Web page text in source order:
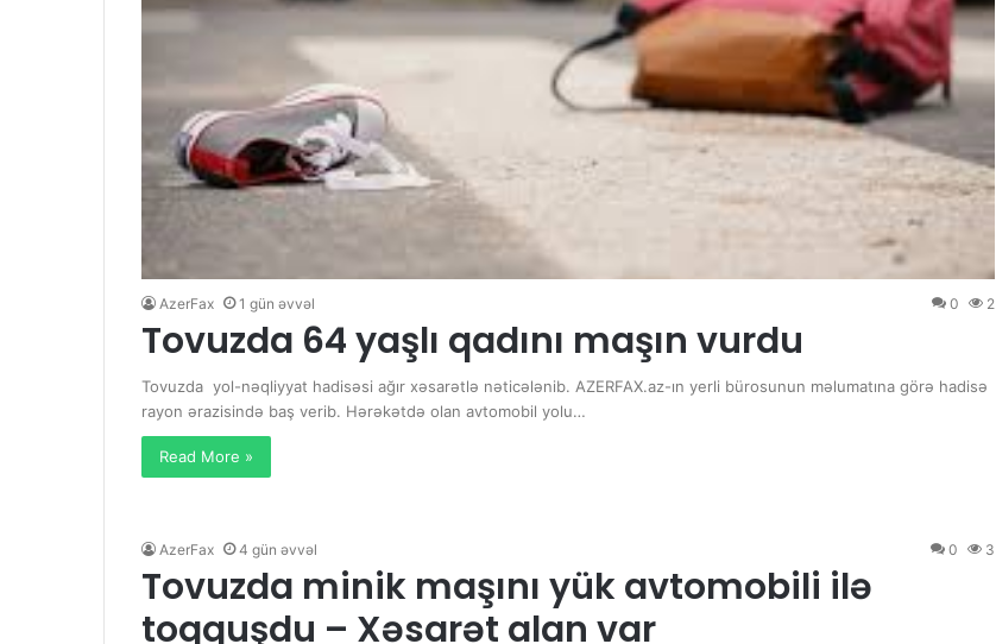
AzerFax 1 gün əvvəl 0 2
Tovuzda 64 yaşlı qadını maşın vurdu
Tovuzda yol-nəqliyyat hadisəsi ağır xəsarətlə nəticələnib. AZERFAX.az-ın yerli bürosunun məlumatına görə hadisə
rayon ərazisində baş verib. Hərəkətdə olan avtomobil yolu…
Read More »
AzerFax 4 gün əvvəl 0 3
Tovuzda minik maşını yük avtomobili ilə
toqquşdu – Xəsarət alan var